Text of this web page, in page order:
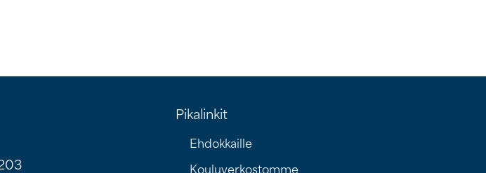
Pikalinkit
Ehdokkaille
Kouluverkostomme